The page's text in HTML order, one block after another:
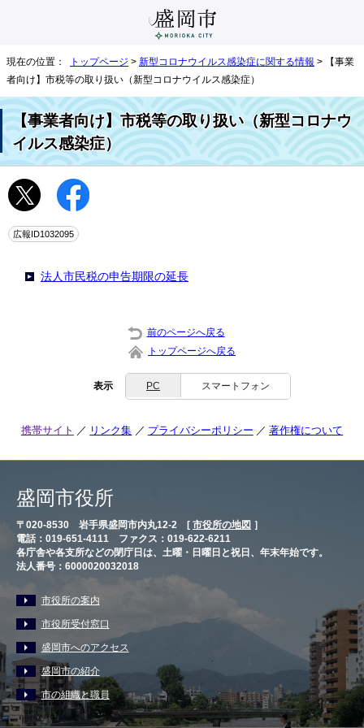
現在の位置： トップページ > 新型コロナウイルス感染症に関する情報 > 【事業
者向け】市税等の取り扱い（新型コロナウイルス感染症）
【事業者向け】市税等の取り扱い（新型コロナウ
イルス感染症）
広報ID1032095
法人市民税の申告期限の延長
前のページへ戻る
トップページへ戻る
表示 PC スマートフォン
携帯サイト リンク集 プライバシーポリシー 著作権について
盛岡市役所
〒020-8530 岩手県盛岡市内丸12-2 [ 市役所の地図 ］
電話：019-651-4111 ファクス：019-622-6211
各庁舎や各支所などの閉庁日は、土曜・日曜日と祝日、年末年始です。
法人番号：6000020032018
市役所の案内
市役所受付窓口
盛岡市へのアクセス
盛岡市の紹介
市の組織と職員